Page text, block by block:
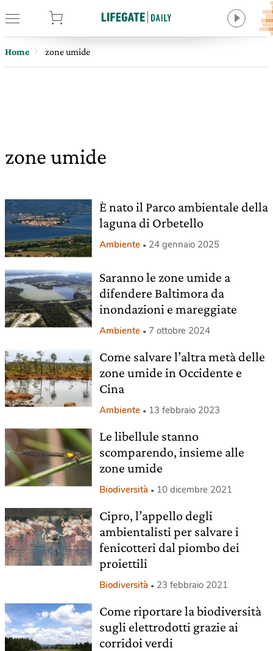
Home zone umide
zone umide
È nato il Parco ambientale della
laguna di Orbetello
Ambiente 24 gennaio 2025
Saranno le zone umide a
difendere Baltimora da
inondazioni e mareggiate
Ambiente 7 ottobre 2024
Come salvare l’altra metà delle
zone umide in Occidente e
Cina
Ambiente 13 febbraio 2023
Le libellule stanno
scomparendo, insieme alle
zone umide
Biodiversità 10 dicembre 2021
Cipro, l’appello degli
ambientalisti per salvare i
fenicotteri dal piombo dei
proiettili
Biodiversità 23 febbraio 2021
Come riportare la biodiversità
sugli elettrodotti grazie ai
corridoi verdi